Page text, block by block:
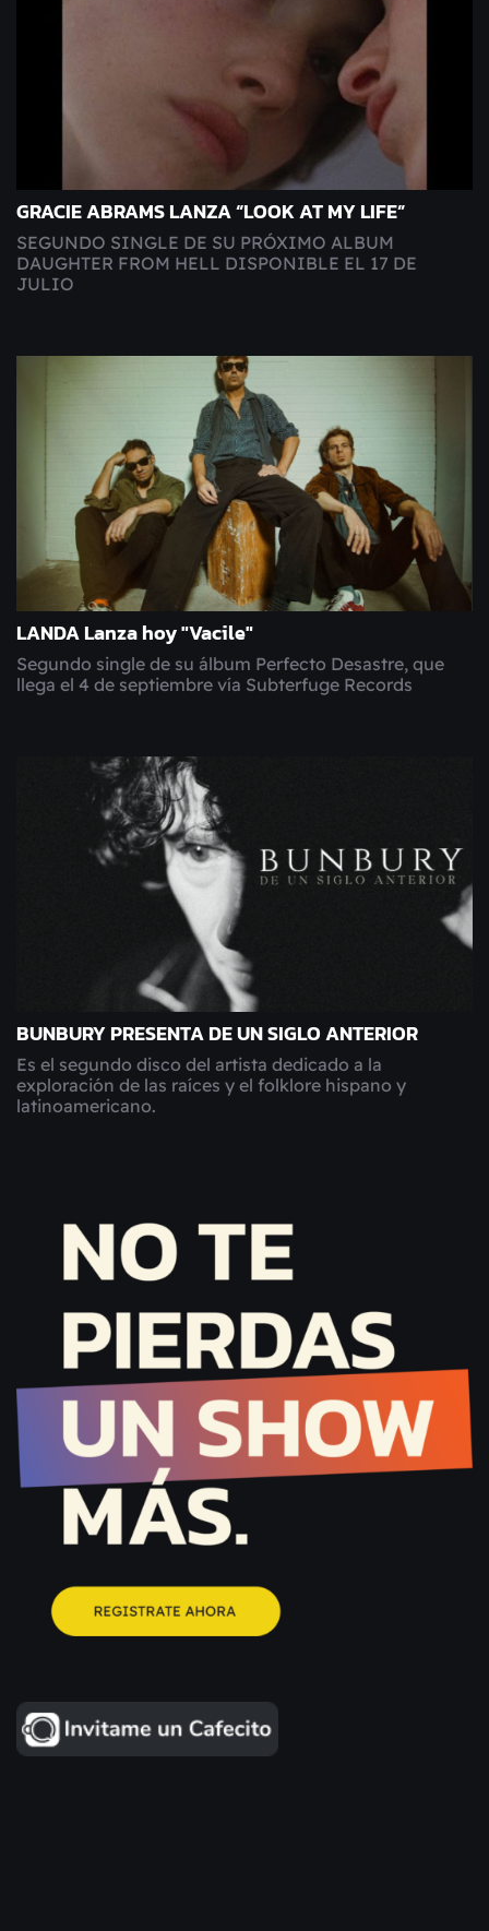
GRACIE ABRAMS LANZA “LOOK AT MY LIFE”
SEGUNDO SINGLE DE SU PRÓXIMO ALBUM
DAUGHTER FROM HELL DISPONIBLE EL 17 DE
JULIO
LANDA Lanza hoy "Vacile"
Segundo single de su álbum Perfecto Desastre, que
llega el 4 de septiembre vía Subterfuge Records
BUNBURY PRESENTA DE UN SIGLO ANTERIOR
Es el segundo disco del artista dedicado a la
exploración de las raíces y el folklore hispano y
latinoamericano.